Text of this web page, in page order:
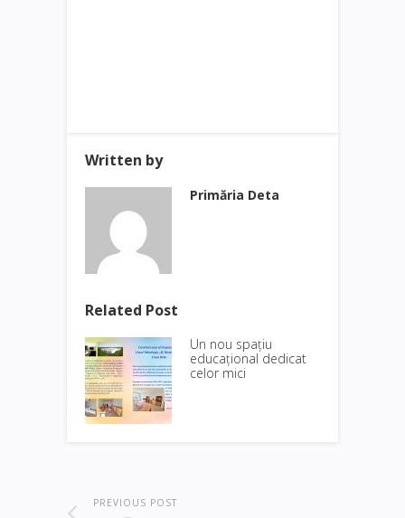
Written by
Primăria Deta
Related Post
Un nou spațiu
educațional dedicat
celor mici
PREVIOUS POST